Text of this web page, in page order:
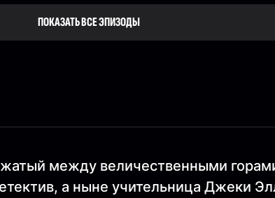
ПОКАЗАТЬ ВСЕ ЭПИЗОДЫ
между величественными
а ныне учительница Джеки